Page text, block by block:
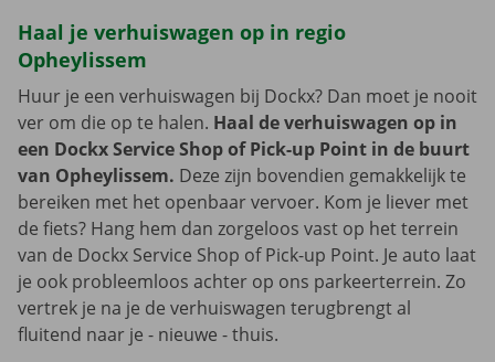
Haal je verhuiswagen op in regio
Opheylissem
Huur je een verhuiswagen bij Dockx? Dan moet je nooit
ver om die op te halen. Haal de verhuiswagen op in
een Dockx Service Shop of Pick-up Point in de buurt
van Opheylissem. Deze zijn bovendien gemakkelijk te
bereiken met het openbaar vervoer. Kom je liever met
de fiets? Hang hem dan zorgeloos vast op het terrein
van de Dockx Service Shop of Pick-up Point. Je auto laat
je ook probleemloos achter op ons parkeerterrein. Zo
vertrek je na je de verhuiswagen terugbrengt al
fluitend naar je - nieuwe - thuis.